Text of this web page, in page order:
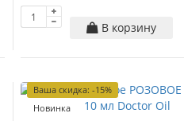
В корзину
Ваша скидка: -15%
Новинка